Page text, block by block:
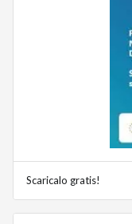
Scaricalo gratis!